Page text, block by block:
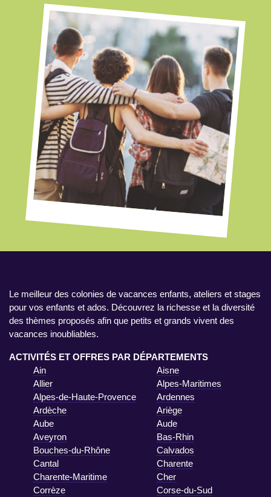
Le meilleur des colonies de vacances enfants, ateliers et stages
pour vos enfants et ados. Découvrez la richesse et la diversité
des thèmes proposés afin que petits et grands vivent des
vacances inoubliables.
ACTIVITÉS ET OFFRES PAR DÉPARTEMENTS
Ain
Aisne
Allier
Alpes-Maritimes
Alpes-de-Haute-Provence
Ardennes
Ardèche
Ariège
Aube
Aude
Aveyron
Bas-Rhin
Bouches-du-Rhône
Calvados
Cantal
Charente
Charente-Maritime
Cher
Corrèze
Corse-du-Sud